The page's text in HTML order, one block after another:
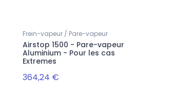
Frein-vapeur / Pare-vapeur
Airstop 1500 - Pare-vapeur
Aluminium - Pour les cas
Extremes
364,24 €